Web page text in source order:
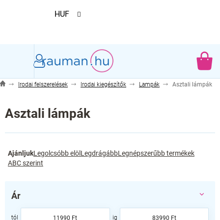
HUF
Irodai felszerelések Irodai kiegészítők Lampák Asztali lámpák
Asztali lámpák
e
r
k
AjánljukLegolcsóbb elöl LegdrágábbLegnépszerűbb termékek
ABC szerint
Ár
11990 Ft 83990 Ft